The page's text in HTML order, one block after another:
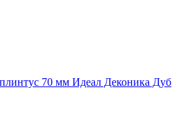
70 мм Идеал Деконика Дуб